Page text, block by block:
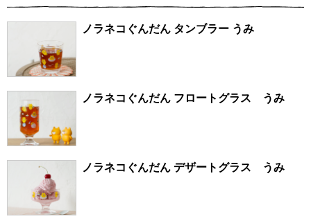
ノラネコぐんだん タンブラー うみ
ノラネコぐんだん フロートグラス うみ
ノラネコぐんだん デザートグラス うみ